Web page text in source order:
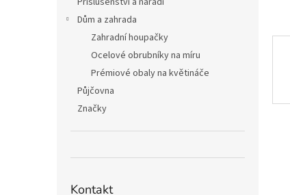
Dům a zahrada
Zahradní houpačky
Ocelové obrubníky na míru
Prémiové obaly na květináče
Půjčovna
Značky
Kontakt